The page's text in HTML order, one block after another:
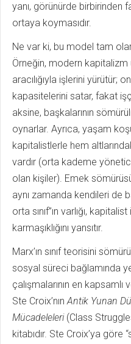
yanı, görünürde birbirinden
ortaya koymasıdır.
Ne var ki, bu model tam
Örneğin, modern
aracılığıyla işlerini yürütür;
kapasitelerini satar, fakat
aksine, başkalarının
oynarlar. Ayrıca, yaşam
kapitalistlerle hem
vardır (orta kademe
olan kişiler). Emek
aynı zamanda kendileri de
orta sınıf”ın varlığı,
karmaşıklığını yansıtır.
Marx’ın sınıf teorisini
sosyal süreci bağlamında
çalışmalarının en
Ste Croix’nınAntik Yunan
Mücadeleleri(Class
kitabıdır. Ste Croix’ya göre